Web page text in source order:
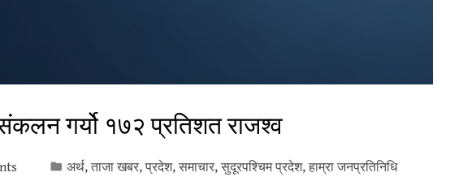
गर्यो १७२ प्रतिशत राजश्व
अर्थ, ताजा खबर, प्रदेश, समाचार, सुदूरपश्‍चिम प्रदेश, हाम्रा जनप्रतिनिधि